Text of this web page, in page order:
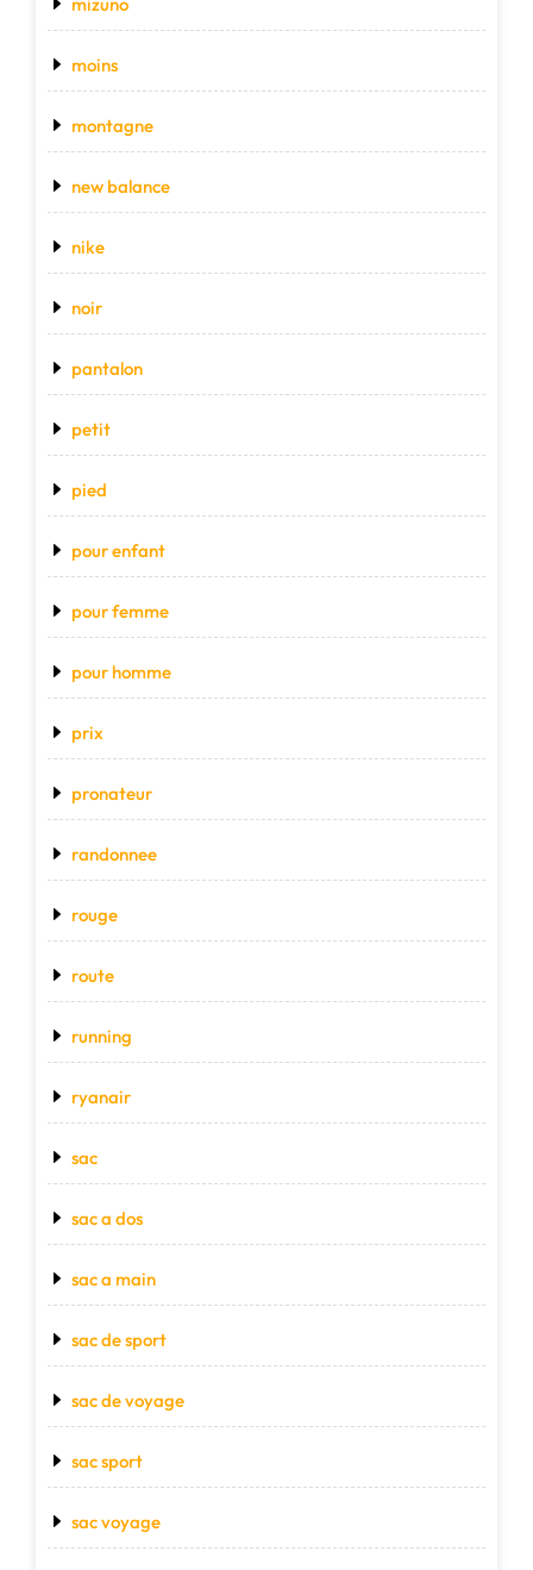
moins
montagne
new balance
nike
noir
pantalon
petit
pied
pour enfant
pour femme
pour homme
prix
pronateur
randonnee
rouge
route
running
ryanair
sac
sac a dos
sac a main
sac de sport
sac de voyage
sac sport
sac voyage